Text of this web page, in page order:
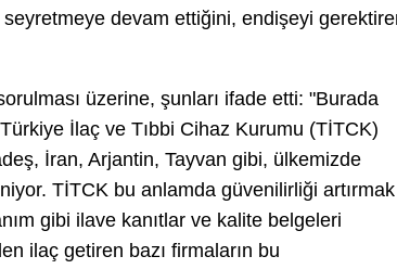
devam ettiğini, endişeyi
üzerine, şunları ifade etti: "Burada
İlaç ve Tıbbi Cihaz Kurumu (TİTCK)
İran, Arjantin, Tayvan gibi, ülkemizde
TİTCK bu anlamda güvenilirliği artırmak
gibi ilave kanıtlar ve kalite belgeleri
ilaç getiren bazı firmaların bu